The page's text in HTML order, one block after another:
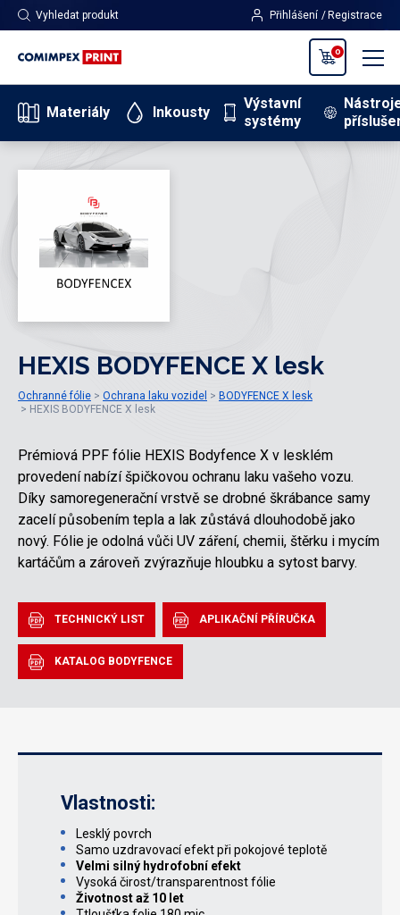
Vyhledat produkt Přihlášení Registrace
0
Materiály Inkousty
Výstavní
systémy
HEXIS BODYFENCE X lesk
Ochranné fólie Ochrana laku vozidel
BODYFENCE X lesk
HEXIS BODYFENCE X lesk
Prémiová PPF fólie HEXIS Bodyfence X v lesklém
provedení nabízí špičkovou ochranu laku vašeho vozu.
Díky samoregenerační vrstvě se drobné škrábance samy
zacelí působením tepla a lak zůstává dlouhodobě jako
nový. Fólie je odolná vůči UV záření, chemii, štěrku i mycím
kartáčům a zároveň zvýrazňuje hloubku a sytost barvy.
TECHNICKÝ LIST APLIKAČNÍ PŘÍRUČKA
KATALOG BODYFENCE
Vlastnosti:
Lesklý povrch
Samo uzdravovací efekt při pokojové teplotě
Velmi silný hydrofobní efekt
Vysoká čirost/transparentnost fólie
Životnost až 10 let